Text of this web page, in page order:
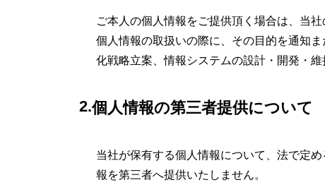
ご本人の個人情報をご提供頂く場合は、当
個人情報の取扱いの際に、その目的を通知
化戦略立案、情報システムの設計・開発・
個人情報の第三者提供について
当社が保有する個人情報について、法で定
報を第三者へ提供いたしません。